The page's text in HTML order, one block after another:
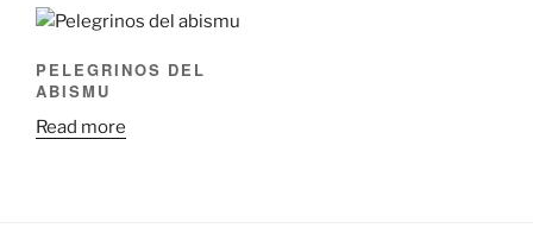
PELEGRINOS DEL
ABISMU
Read more